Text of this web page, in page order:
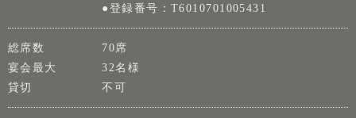
●登録番号：T6010701005431
総席数
70席
宴会最大
32名様
貸切
不可